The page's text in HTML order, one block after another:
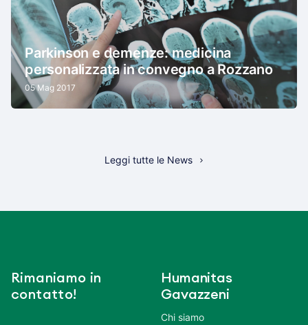
Parkinson e demenze: medicina
personalizzata in convegno a Rozzano
05 Mag 2017
Leggi tutte le News
Rimaniamo in
contatto!
Humanitas
Gavazzeni
Chi siamo